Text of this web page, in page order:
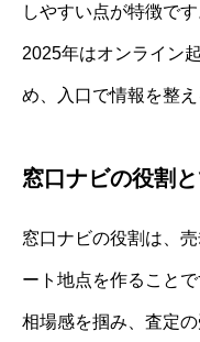
しやすい点が特徴です
2025年はオンライン
め、入口で情報を整
窓口ナビの役割
窓口ナビの役割は、
ート地点を作ることで
相場感を掴み、査定